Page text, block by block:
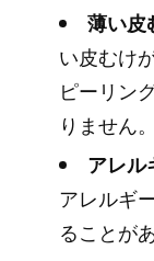
薄い皮
い皮むけ
ピーリン
りません。
アレル
アレルギ
ることが